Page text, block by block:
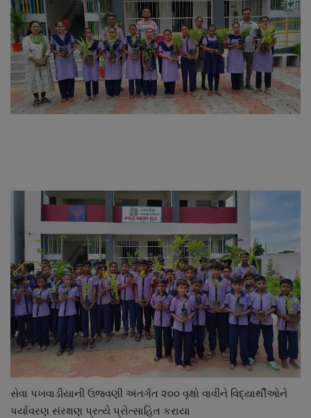
About Author
Contact
Dipotsav Special
આંતરરાષ્ટ્રીય
ગુજરાત
જુનાગઢ
Support US
બજારના સમાચાર
નાણાંકીય સમાચાર
સ્થાનિક સમાચાર
સ્પોર્ટ્સ
સેવા પખવાડીયાની ઉજવણી અંતર્ગત ૨૦૦ વૃક્ષો વાવીને વિદ્યાર્થીઓને
પર્યાવરણ સંરક્ષણ પ્રત્યે પ્રોત્સાહિત કરાયા